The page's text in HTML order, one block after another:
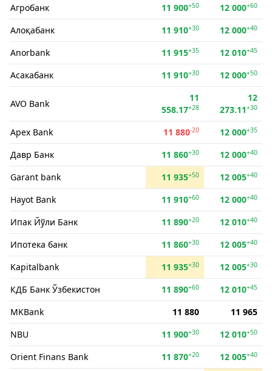
Агробанк 11 900+50 12 000+60
Алоқабанк 11 910+30 12 000+40
Anorbank 11 915+35 12 010+45
Асакабанк 11 910+30 12 000+50
AVO Bank
11
558.17+28
12
273.11+30
Apex Bank 11 880-20 12 000+35
Давр Банк 11 860+30 12 000+40
Garant bank 11 935+50 12 005+40
Hayot Bank 11 910+60 12 000+40
Ипак Йўли Банк 11 890+20 12 010+40
Ипотека банк 11 860+30 12 005+40
Kapitalbank 11 935+30 12 005+30
КДБ Банк Ўзбекистон 11 890+60 12 010+45
MKBank 11 880
11 965
NBU
11 900+30 12 010+50
Orient Finans Bank 11 870+20 12 005+40